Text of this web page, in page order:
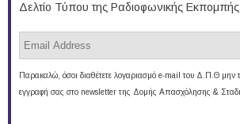
Δελτίο Τύπου της Ραδιοφωνικής
Παρακαλώ, όσοι διαθέτετε λογαριασμό e-mail του Δ.Π.Θ μην
εγγραφή σας στο newsletter της Δομής Απασχόλησης &